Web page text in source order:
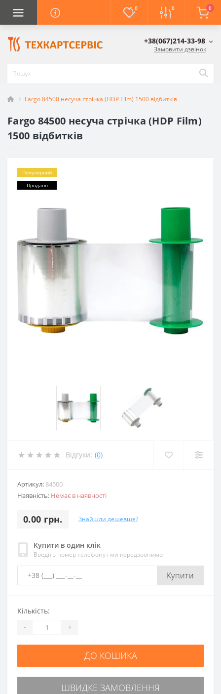
0 0 0
+38(067)214-33-98
Замовити дзвінок
Fargo 84500 несуча стрічка (HDP Film) 1500 відбитків
Fargo 84500 несуча стрічка (HDP Film)
1500 відбитків
Популярний
Продано
Відгуки: (0)
Артикул: 84500
Наявність: Немає в наявності
0.00 грн. Знайшли дешевше?
Купити в один клік
Введіть номер телефону і ми передзвонимо
Купити
Кількість:
- +
ДО КОШИКА
ШВИДКЕ ЗАМОВЛЕННЯ